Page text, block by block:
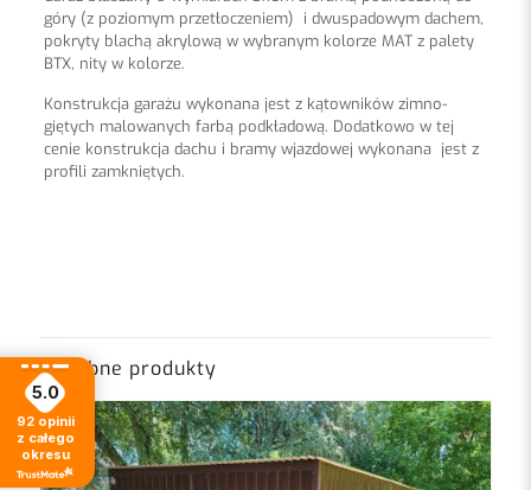
góry (z poziomym przetłoczeniem) i dwuspadowym dachem,
pokryty blachą akrylową w wybranym kolorze MAT z palety
BTX, nity w kolorze.
Konstrukcja garażu wykonana jest z kątowników zimno-
giętych malowanych farbą podkładową. Dodatkowo w tej
cenie konstrukcja dachu i bramy wjazdowej wykonana jest z
profili zamkniętych.
Wysokość z tyłu
Blacha akrylowa, trapezowa
blaszany 3×6 Grafit MAT”
Twój adres email nie zostanie opublikowany. Wymagane pola
są oznaczone*
Twoja ocena*
Podobne produkty
5.0
92 opinii
z całego
okresu